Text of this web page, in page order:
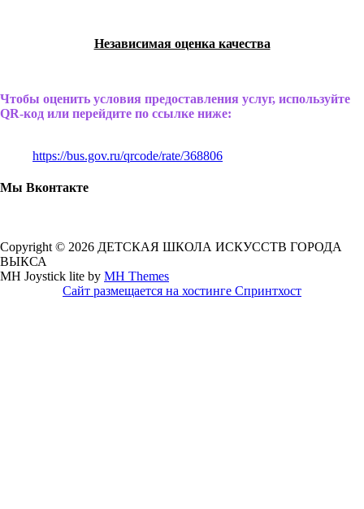
Независимая оценка качества
Чтобы оценить условия предоставления услуг, используйте
QR-код или перейдите по ссылке ниже:
https://bus.gov.ru/qrcode/rate/368806
Мы Вконтакте
Copyright © 2026 ДЕТСКАЯ ШКОЛА ИСКУССТВ ГОРОДА
ВЫКСА
MH Joystick lite by MH Themes
Сайт размещается на хостинге Спринтхост